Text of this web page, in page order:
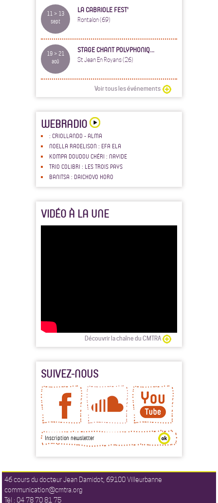
11 > 13
sept
LA CABRIOLE FEST'
Rontalon (69)
19 > 21
aoû
STAGE CHANT POLYPHONIQ...
St Jean En Royans (26)
Voir tous les événements
WEBRADIO
: CRIOLLANDO - ALMA
NOELLA RAOELISON : EFA ELA
KOMPA DOUDOU CHÉRI : NAYIDE
TRIO COLIBRI : LES TROIS PAYS
BANITSA : DAICHOVO HORO
VIDÉO À LA UNE
Découvrir la chaîne du CMTRA
SUIVEZ-NOUS
46 cours du docteur Jean Damidot, 69100 Villeurbanne
communication@cmtra.org
Tél : 04 78 70 81 75